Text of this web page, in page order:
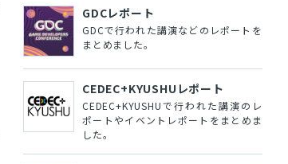
GDCレポート
GDCで行われた講演などのレポートを
まとめました。
CEDEC+KYUSHUレポート
CEDEC+KYUSHUで行われた講演のレ
ポートやイベントレポートをまとめま
した。